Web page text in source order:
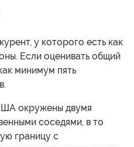
у которого есть как
Если оценивать общий
минимум пять
окружены двумя
соседями, в то
границу с